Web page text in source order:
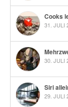
Cooks
31. JULI
30. JULI
Siri
29. JULI